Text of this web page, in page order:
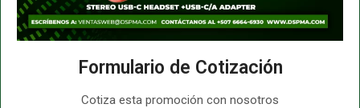
Formulario de Cotización
Cotiza esta promoción con nosotros